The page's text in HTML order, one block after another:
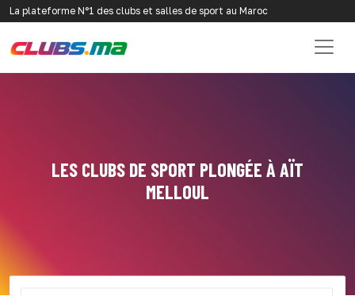
La plateforme N°1 des clubs et salles de sport au Maroc
LES CLUBS DE SPORT PLONGÉE À AÏT
MELLOUL